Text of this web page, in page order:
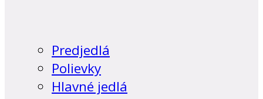
Predjedlá
Polievky
Hlavné jedlá